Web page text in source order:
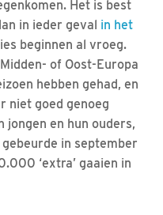
Het is best
in ieder geval in het
beginnen al vroeg.
of Oost-Europa
hebben gehad, en
niet goed genoeg
jongen en hun ouders,
in september
‘extra’ gaaien in